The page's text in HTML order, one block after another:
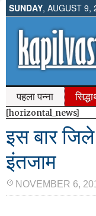
SUNDAY, AUGUST 9,
पहला पन्ना
[horizontal_news]
इस बार
इंतजाम
NOVEMBER 6,